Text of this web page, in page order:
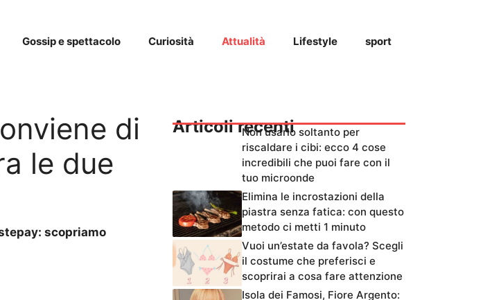
Gossip e spettacolo Curiosità Attualità Lifestyle sport
di
le due
scopriamo
Articoli recentiNon usarlo soltanto per
riscaldare i cibi: ecco 4 cose
incredibili che puoi fare con il
tuo microonde
Elimina le incrostazioni della
piastra senza fatica: con questo
metodo ci metti 1 minuto
Vuoi un’estate da favola? Scegli
il costume che preferisci e
scoprirai a cosa fare attenzione
Isola dei Famosi, Fiore Argento: